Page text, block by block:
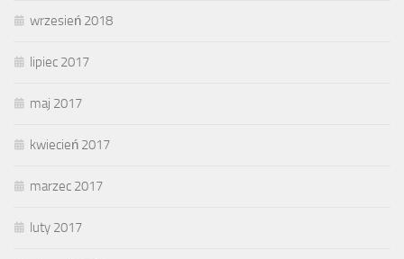
wrzesień 2018
lipiec 2017
maj 2017
kwiecień 2017
marzec 2017
luty 2017